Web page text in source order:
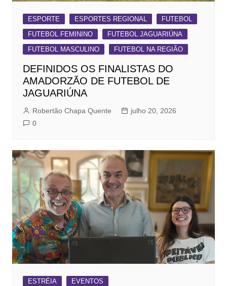
ESPORTE ESPORTES REGIONAL
FUTEBOL
FUTEBOL FEMININO
FUTEBOL JAGUARIÚNA
FUTEBOL MASCULINO
FUTEBOL NA REGIÃO
DEFINIDOS OS FINALISTAS DO
AMADORZÃO DE FUTEBOL DE
JAGUARIÚNA
Robertão Chapa Quente
julho 20, 2026
0
ESTRÉIA EVENTOS